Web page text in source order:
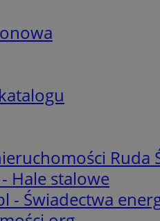
Ruda
Hale stalowe
- Świadectwa